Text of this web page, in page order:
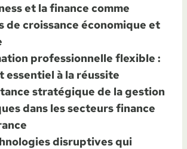
et la finance comme
de croissance économique et
professionnelle flexible :
essentiel à la réussite
stratégique de la gestion
dans les secteurs finance
disruptives qui